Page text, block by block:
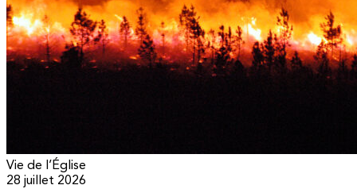
Vie de l’Église
28 juillet 2026